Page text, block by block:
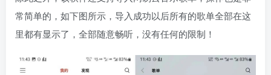
常简单的，如下图所示，导入成功以后所有的歌单全部在这
里都有显示了，全部随意畅听，没有任何的限制！